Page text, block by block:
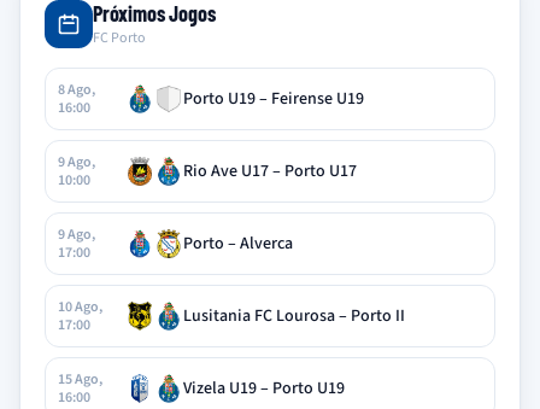
Próximos Jogos
FC Porto
8 Ago,
16:00
Porto U19 – Feirense U19
9 Ago,
10:00
Rio Ave U17 – Porto U17
9 Ago,
17:00
Porto – Alverca
10 Ago,
17:00
Lusitania FC Lourosa – Porto II
15 Ago,
16:00
Vizela U19 – Porto U19